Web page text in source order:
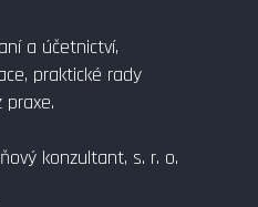
a účetnictví,
praktické rady
konzultant, s. r. o.